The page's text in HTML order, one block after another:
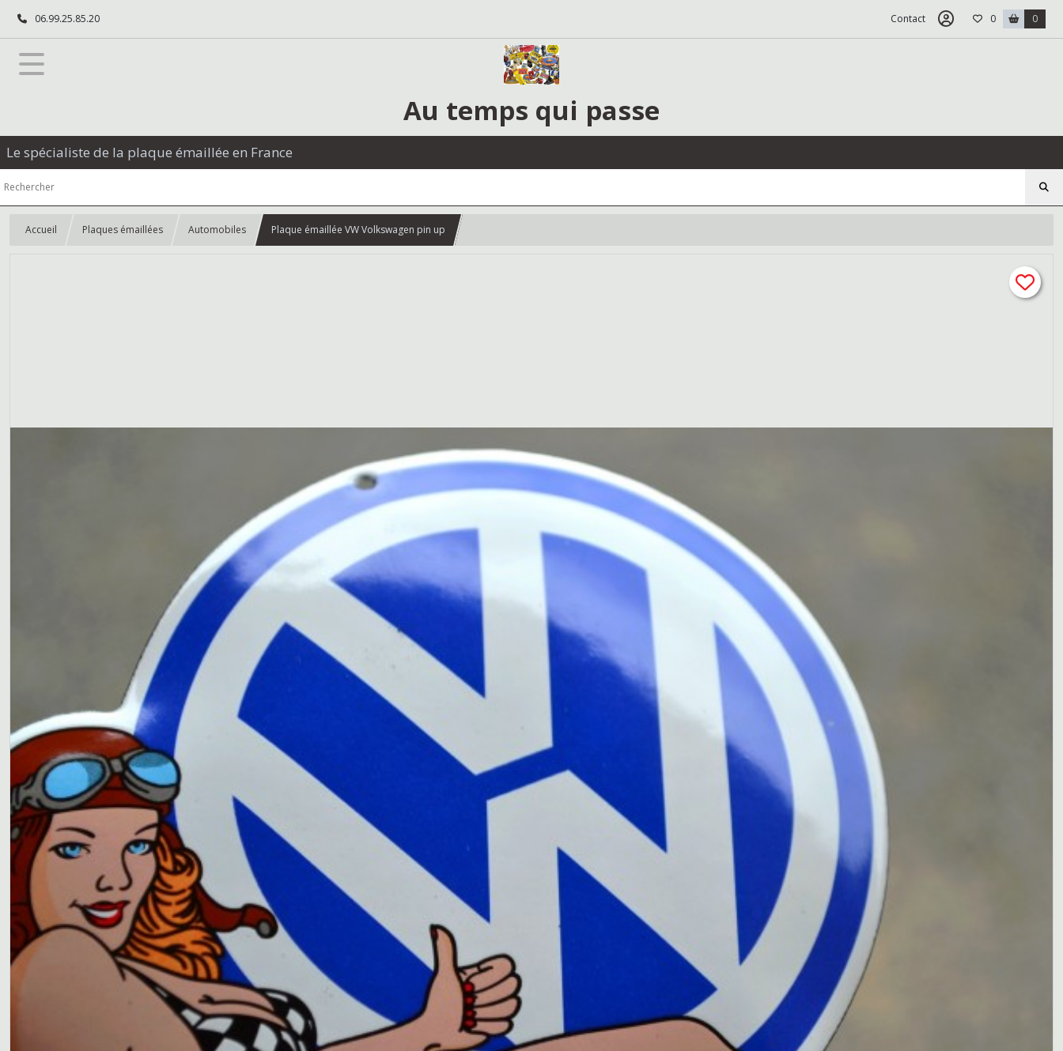
06.99.25.85.20 Contact 0 0
Au temps qui passe
Le spécialiste de la plaque émaillée en France
Accueil Plaques émaillées Automobiles Plaque émaillée VW Volkswagen pin up